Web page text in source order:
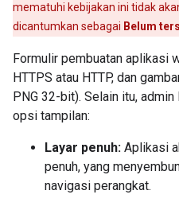
mematuhi kebijakan ini tidak
dicantumkan sebagai Belum
Formulir pembuatan aplikasi
HTTPS atau HTTP, dan
PNG 32-bit). Selain itu,
opsi tampilan:
Layar penuh: Aplikasi
penuh, yang
navigasi perangkat.